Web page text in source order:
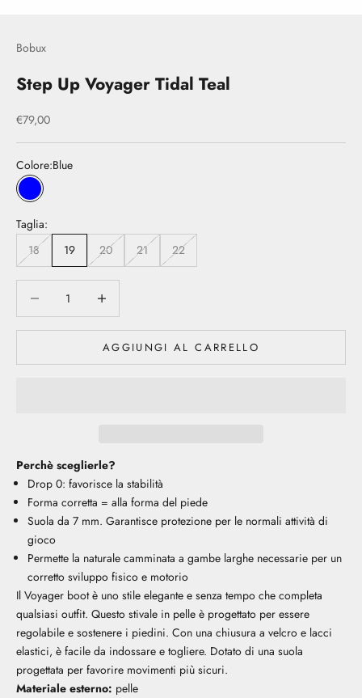
Bobux
Step Up Voyager Tidal Teal
Prezzo scontato
€79,00
Colore:Blue
Blue
Taglia:
18
19 20 21 22
AGGIUNGI AL CARRELLO
Perchè sceglierle?
Drop 0: favorisce la stabilità
Forma corretta = alla forma del piede
Suola da 7 mm. Garantisce protezione per le normali attività di
gioco
Permette la naturale camminata a gambe larghe necessarie per un
corretto sviluppo fisico e motorio
Il Voyager boot è uno stile elegante e senza tempo che completa
qualsiasi outfit. Questo stivale in pelle è progettato per essere
regolabile e sostenere i piedini. Con una chiusura a velcro e lacci
elastici, è facile da indossare e togliere. Dotato di una suola
progettata per favorire movimenti più sicuri.
Materiale esterno: pelle